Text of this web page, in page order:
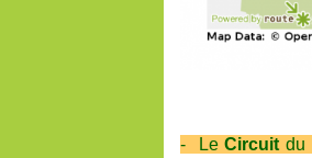
- LeCircuit du